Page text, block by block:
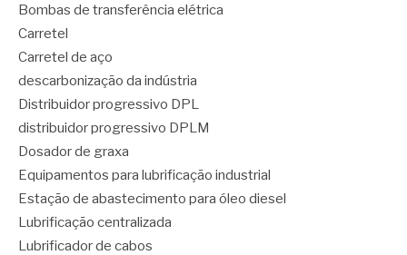
Bombas de transferência elétrica
Carretel
Carretel de aço
descarbonização da indústria
Distribuidor progressivo DPL
distribuidor progressivo DPLM
Dosador de graxa
Equipamentos para lubrificação industrial
Estação de abastecimento para óleo diesel
Lubrificação centralizada
Lubrificador de cabos